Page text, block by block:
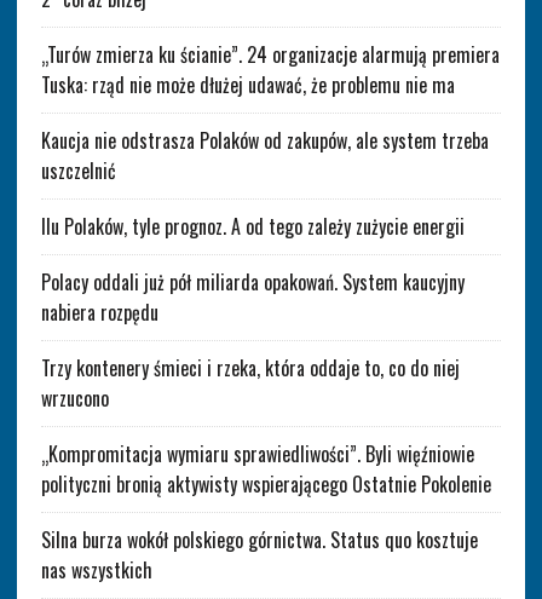
„Turów zmierza ku ścianie”. 24 organizacje alarmują premiera
Tuska: rząd nie może dłużej udawać, że problemu nie ma
Kaucja nie odstrasza Polaków od zakupów, ale system trzeba
uszczelnić
Ilu Polaków, tyle prognoz. A od tego zależy zużycie energii
Polacy oddali już pół miliarda opakowań. System kaucyjny
nabiera rozpędu
Trzy kontenery śmieci i rzeka, która oddaje to, co do niej
wrzucono
„Kompromitacja wymiaru sprawiedliwości”. Byli więźniowie
polityczni bronią aktywisty wspierającego Ostatnie Pokolenie
Silna burza wokół polskiego górnictwa. Status quo kosztuje
nas wszystkich